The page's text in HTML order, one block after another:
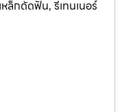
ล็กดัดฟัน, รีเทนเนอร์